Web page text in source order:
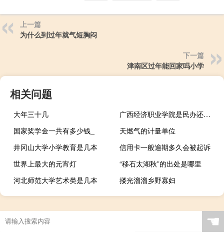
上一篇
为什么到过年就气短胸闷
下一篇
津南区过年能回家吗小学
相关问题
大年三十几
广西经济职业学院是民办还是公办
国家奖学金一共有多少钱_
天燃气的计量单位
井冈山大学小学教育是几本
信用卡一般逾期多久会被起诉
世界上最大的元宵灯
“移石太湖秋”的出处是哪里
河北师范大学艺术类是几本
搂光溜溜乡野寡妇
☚